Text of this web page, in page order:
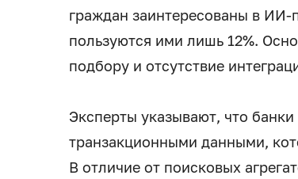
граждан заинтересованы в
пользуются ими лишь 12%.
подбору и отсутствие
Эксперты указывают, что
транзакционными данными,
В отличие от поисковых